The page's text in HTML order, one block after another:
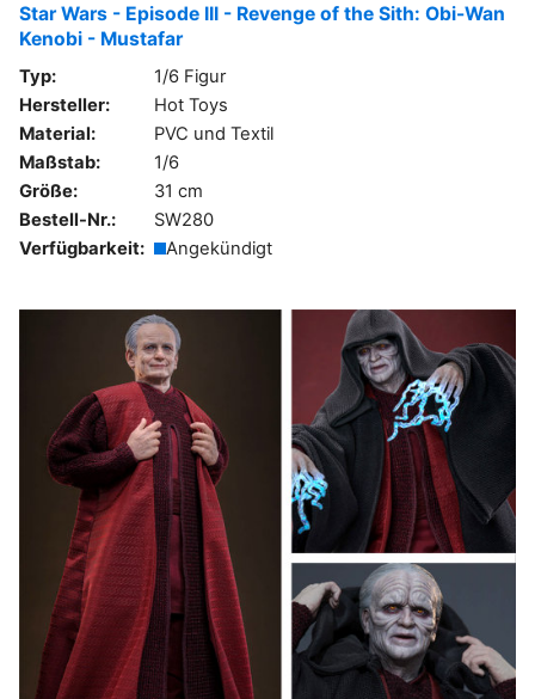
Star Wars - Episode III - Revenge of the Sith: Obi-Wan
Kenobi - Mustafar
Typ:
1/6 Figur
Hersteller:
Hot Toys
Material:
PVC und Textil
Maßstab:
1/6
Größe:
31 cm
Bestell-Nr.:
SW280
Verfügbarkeit:
Angekündigt